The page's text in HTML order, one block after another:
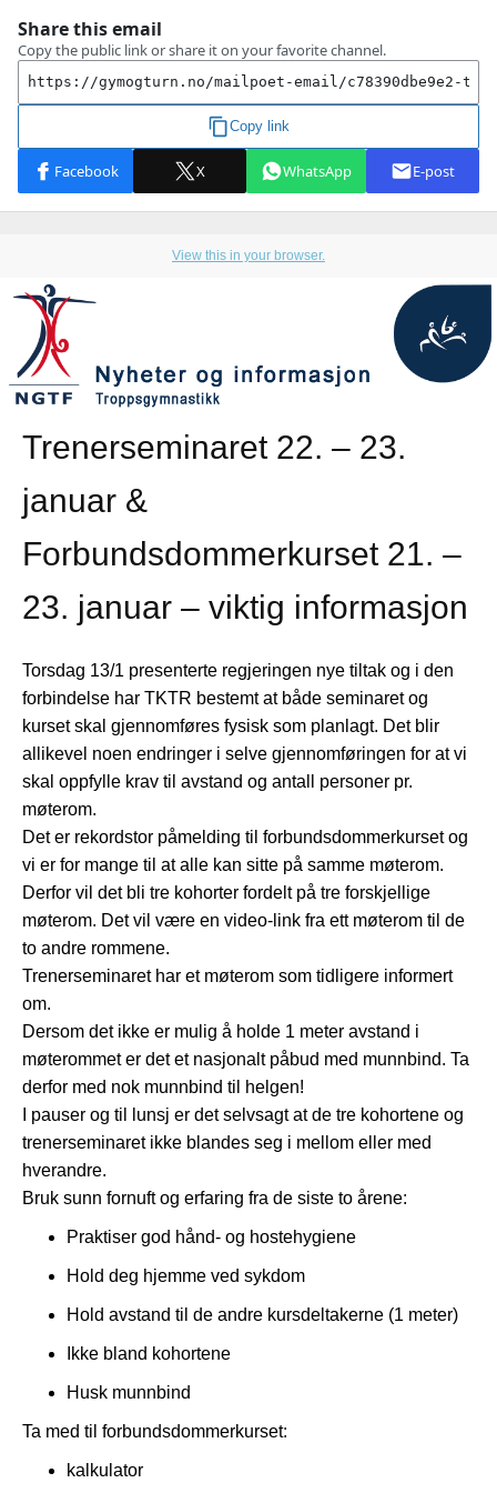
View this in your browser.
Trenerseminaret 22. – 23.
januar &
Forbundsdommerkurset 21. –
23. januar – viktig informasjon
Torsdag 13/1 presenterte regjeringen nye tiltak og i den
forbindelse har TKTR bestemt at både seminaret og
kurset skal gjennomføres fysisk som planlagt. Det blir
allikevel noen endringer i selve gjennomføringen for at vi
skal oppfylle krav til avstand og antall personer pr.
møterom.
Det er rekordstor påmelding til forbundsdommerkurset og
vi er for mange til at alle kan sitte på samme møterom.
Derfor vil det bli tre kohorter fordelt på tre forskjellige
møterom. Det vil være en video-link fra ett møterom til de
to andre rommene.
Trenerseminaret har et møterom som tidligere informert
om.
Dersom det ikke er mulig å holde 1 meter avstand i
møterommet er det et nasjonalt påbud med munnbind. Ta
derfor med nok munnbind til helgen!
I pauser og til lunsj er det selvsagt at de tre kohortene og
trenerseminaret ikke blandes seg i mellom eller med
hverandre.
Bruk sunn fornuft og erfaring fra de siste to årene:
Praktiser god hånd- og hostehygiene
Hold deg hjemme ved sykdom
Hold avstand til de andre kursdeltakerne (1 meter)
Ikke bland kohortene
Husk munnbind
Ta med til forbundsdommerkurset:
kalkulator